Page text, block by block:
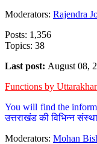
Moderators: Rajendra
Posts: 1,356
Topics: 38
Last post: August 08,
Functions by
You will find the
उत्तराखंड की विभिन्न
Moderators: Mohan